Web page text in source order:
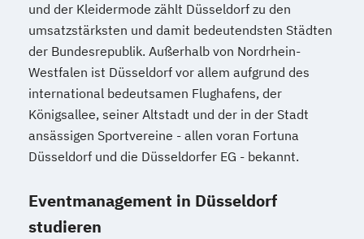
und der Kleidermode zählt Düsseldorf zu den
umsatzstärksten und damit bedeutendsten Städten
der Bundesrepublik. Außerhalb von Nordrhein-
Westfalen ist Düsseldorf vor allem aufgrund des
international bedeutsamen Flughafens, der
Königsallee, seiner Altstadt und der in der Stadt
ansässigen Sportvereine - allen voran Fortuna
Düsseldorf und die Düsseldorfer EG - bekannt.
Eventmanagement in Düsseldorf
studieren